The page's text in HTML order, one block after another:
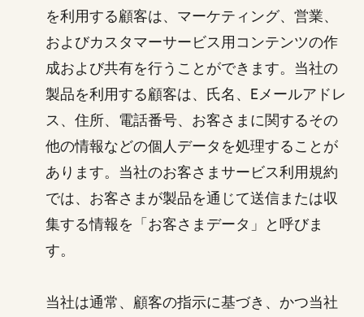
を利用する顧客は、マーケティング、営業、
およびカスタマーサービス用コンテンツの作
成および共有を行うことができます。当社の
製品を利用する顧客は、氏名、Eメールアドレ
ス、住所、電話番号、お客さまに関するその
他の情報などの個人データを処理することが
あります。当社のお客さまサービス利用規約
では、お客さまが製品を通じて送信または収
集する情報を「お客さまデータ」と呼びま
す。
当社は通常、顧客の指示に基づき、かつ当社